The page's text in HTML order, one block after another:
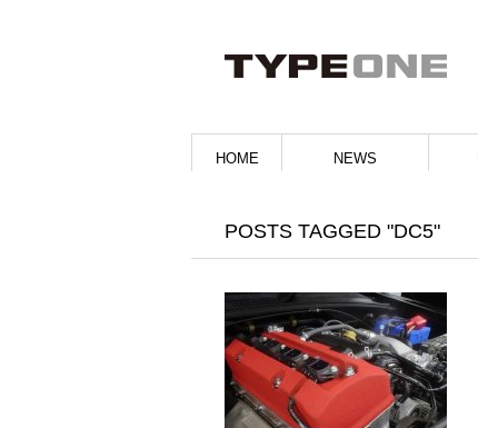
HOME NEWS
POSTS TAGGED "DC5"